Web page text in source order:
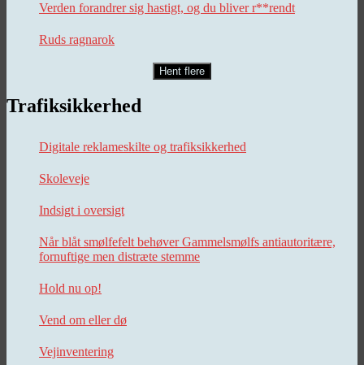
Verden forandrer sig hastigt, og du bliver r**rendt
Ruds ragnarok
Hent flere
Trafiksikkerhed
Digitale reklameskilte og trafiksikkerhed
Skoleveje
Indsigt i oversigt
Når blåt smølfefelt behøver Gammelsmølfs antiautoritære,
fornuftige men distræte stemme
Hold nu op!
Vend om eller dø
Vejinventering